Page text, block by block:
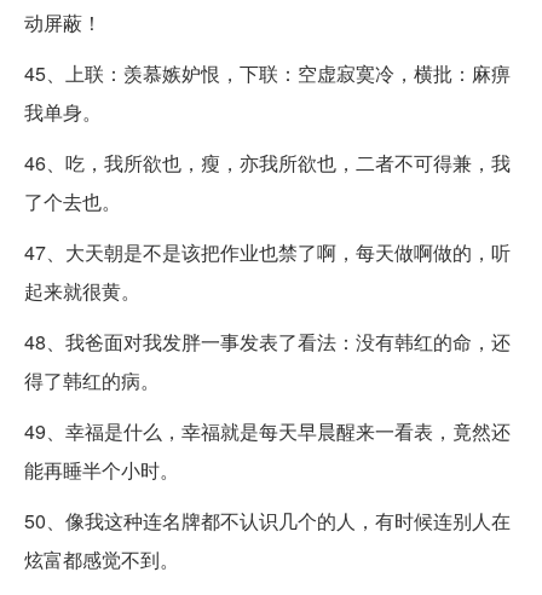
动屏蔽！
45、上联：羡慕嫉妒恨，下联：空虚寂寞冷，横批：麻痹
我单身。
46、吃，我所欲也，瘦，亦我所欲也，二者不可得兼，我
了个去也。
47、大天朝是不是该把作业也禁了啊，每天做啊做的，听
起来就很黄。
48、我爸面对我发胖一事发表了看法：没有韩红的命，还
得了韩红的病。
49、幸福是什么，幸福就是每天早晨醒来一看表，竟然还
能再睡半个小时。
50、像我这种连名牌都不认识几个的人，有时候连别人在
炫富都感觉不到。